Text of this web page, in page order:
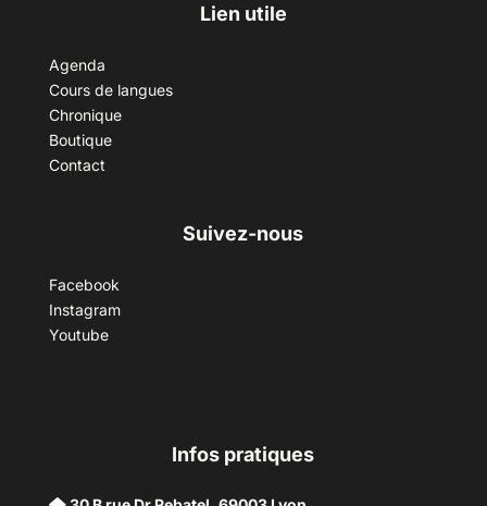
Lien utile
Agenda
Cours de langues
Chronique
Boutique
Contact
Suivez-nous
Facebook
Instagram
Youtube
Infos pratiques